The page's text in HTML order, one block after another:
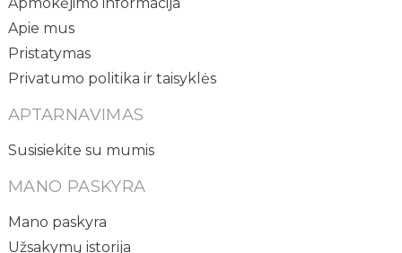
Apie mus
Pristatymas
Privatumo politika ir taisyklės
APTARNAVIMAS
Susisiekite su mumis
MANO PASKYRA
Mano paskyra
Užsakymų istorija